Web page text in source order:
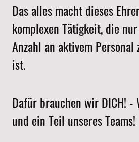
Das alles macht dieses
komplexen Tätigkeit, die
Anzahl an aktivem Personal
ist.
Dafür brauchen wir DICH!
und ein Teil unseres Teams!